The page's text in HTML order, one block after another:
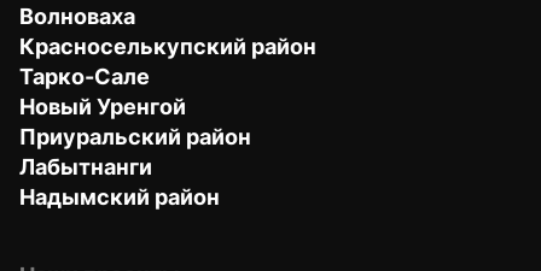
Волноваха
Красноселькупский район
Тарко-Сале
Новый Уренгой
Приуральский район
Лабытнанги
Надымский район